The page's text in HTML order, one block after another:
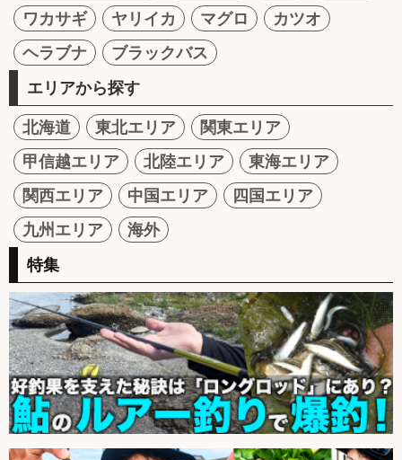
ワカサギ
ヤリイカ マグロ
カツオ
ヘラブナ
ブラックバス
エリアから探す
北海道 東北エリア
関東エリア
甲信越エリア
北陸エリア
東海エリア
関西エリア
中国エリア
四国エリア
九州エリア
海外
特集